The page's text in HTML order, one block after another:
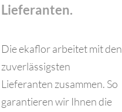
Lieferanten.
Die ekaflor arbeitet mit den
zuverlässigsten
Lieferanten zusammen. So
garantieren wir Ihnen die